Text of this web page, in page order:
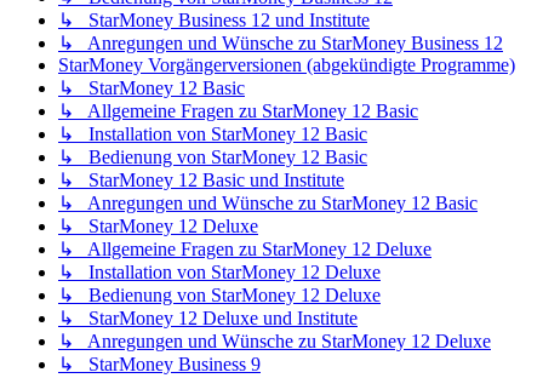
↳ StarMoney Business 12 und Institute
↳ Anregungen und Wünsche zu StarMoney Business 12
StarMoney Vorgängerversionen (abgekündigte Programme)
↳ StarMoney 12 Basic
↳ Allgemeine Fragen zu StarMoney 12 Basic
↳ Installation von StarMoney 12 Basic
↳ Bedienung von StarMoney 12 Basic
↳ StarMoney 12 Basic und Institute
↳ Anregungen und Wünsche zu StarMoney 12 Basic
↳ StarMoney 12 Deluxe
↳ Allgemeine Fragen zu StarMoney 12 Deluxe
↳ Installation von StarMoney 12 Deluxe
↳ Bedienung von StarMoney 12 Deluxe
↳ StarMoney 12 Deluxe und Institute
↳ Anregungen und Wünsche zu StarMoney 12 Deluxe
↳ StarMoney Business 9